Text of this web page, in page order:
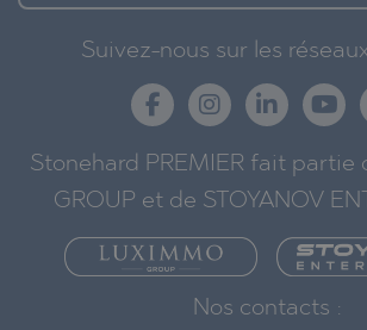
Suivez-nous sur les
Stonehard PREMIER fait partie
GROUP et de STOYANOV
Nos contacts :